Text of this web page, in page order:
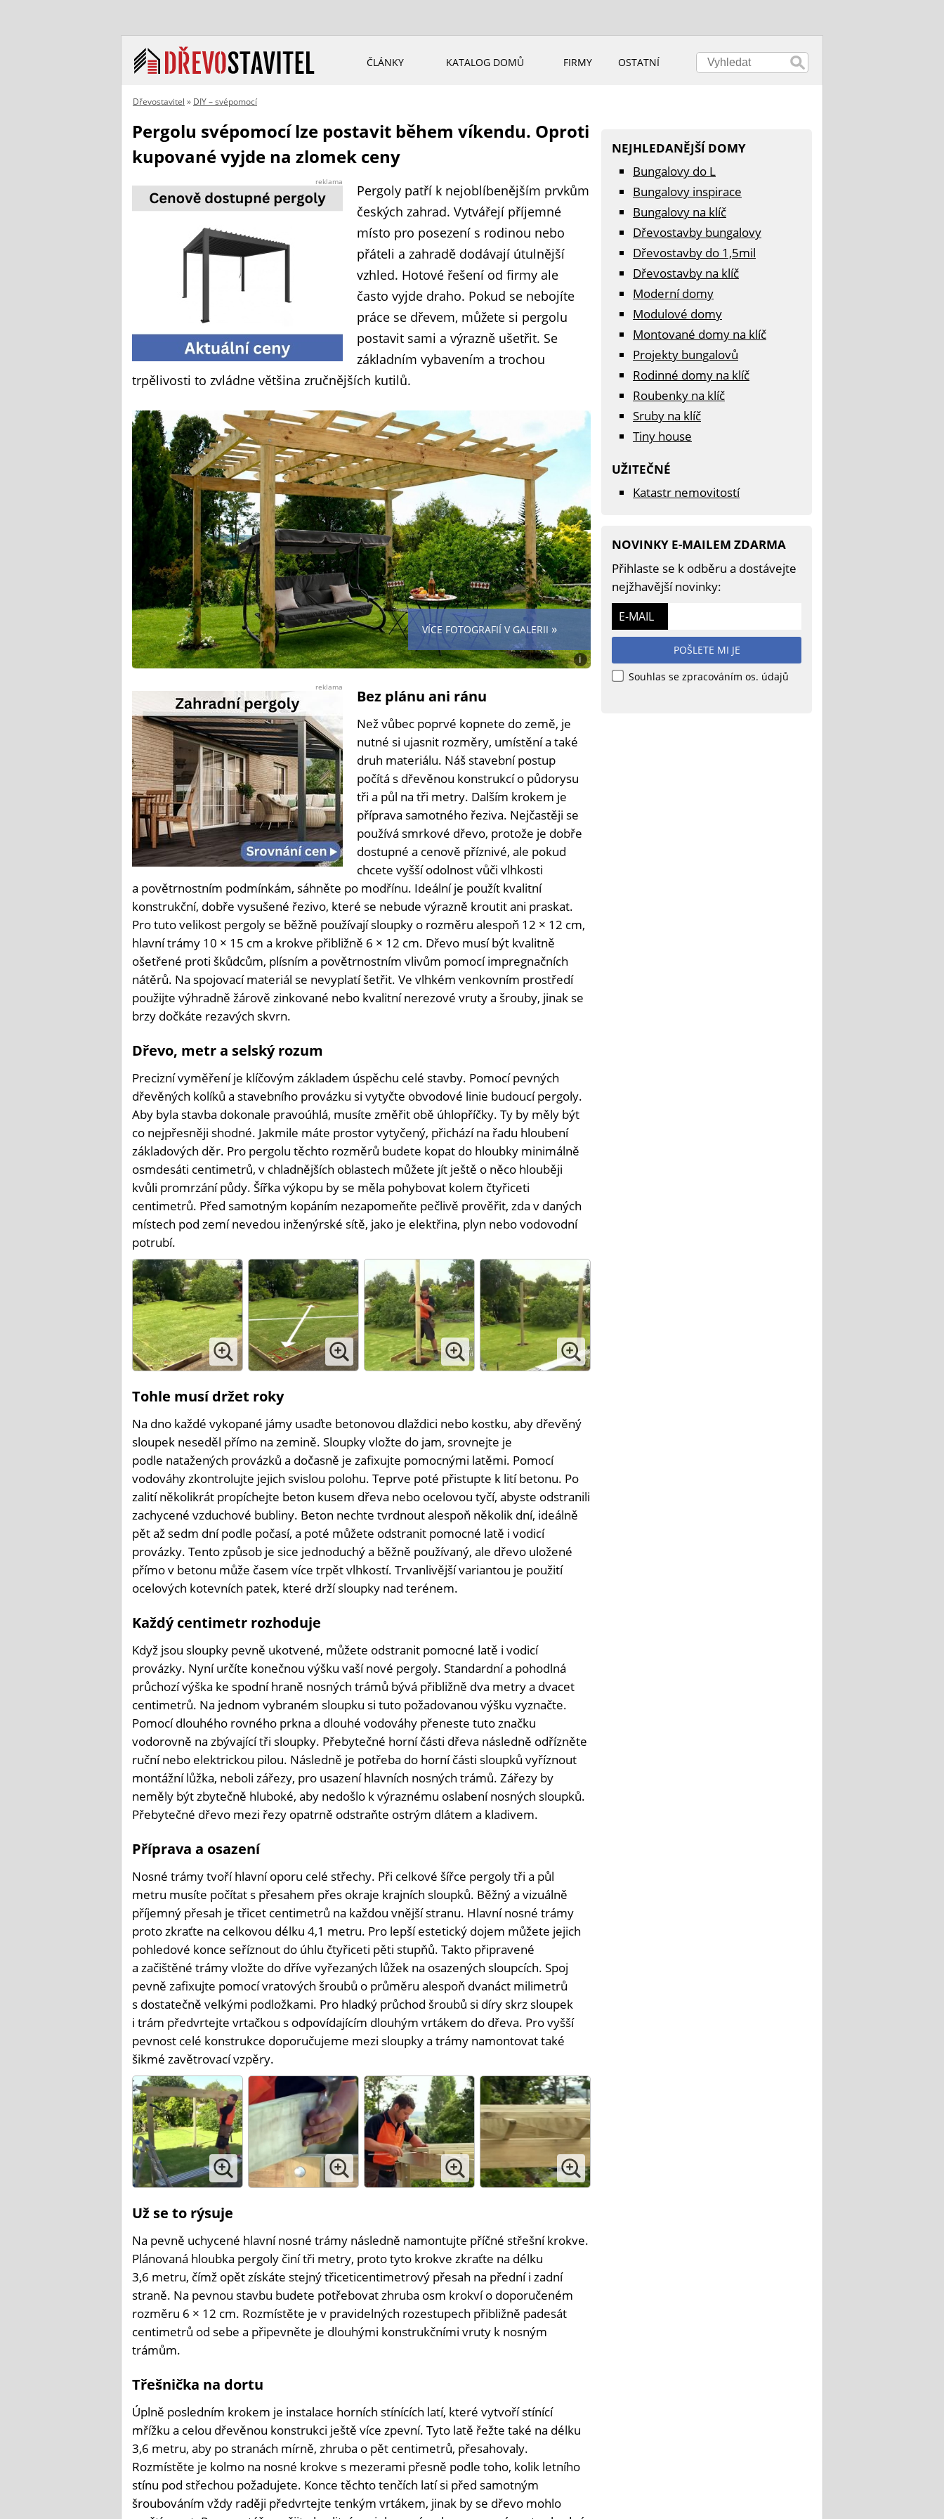
ČLÁNKY KATALOG DOMŮ FIRMY OSTATNÍ
Dřevostavitel » DIY – svépomocí
Pergolu svépomocí lze postavit během víkendu. Oproti
kupované vyjde na zlomek ceny
reklama
Pergoly patří k nejoblíbenějším prvkům
českých zahrad. Vytvářejí příjemné
místo pro posezení s rodinou nebo
přáteli a zahradě dodávají útulnější
vzhled. Hotové řešení od firmy ale
často vyjde draho. Pokud se nebojíte
práce se dřevem, můžete si pergolu
postavit sami a výrazně ušetřit. Se
základním vybavením a trochou
trpělivosti to zvládne většina zručnějších kutilů.
VÍCE FOTOGRAFIÍ V GALERII »
i
Foto:
reklama Bez plánu ani ránu
Než vůbec poprvé kopnete do země, je
nutné si ujasnit rozměry, umístění a také
druh materiálu. Náš stavební postup
počítá s dřevěnou konstrukcí o půdorysu
tři a půl na tři metry. Dalším krokem je
příprava samotného řeziva. Nejčastěji se
používá smrkové dřevo, protože je dobře
dostupné a cenově příznivé, ale pokud
chcete vyšší odolnost vůči vlhkosti
a povětrnostním podmínkám, sáhněte po modřínu. Ideální je použít kvalitní
konstrukční, dobře vysušené řezivo, které se nebude výrazně kroutit ani praskat.
Pro tuto velikost pergoly se běžně používají sloupky o rozměru alespoň 12 × 12 cm,
hlavní trámy 10 × 15 cm a krokve přibližně 6 × 12 cm. Dřevo musí být kvalitně
ošetřené proti škůdcům, plísním a povětrnostním vlivům pomocí impregnačních
nátěrů. Na spojovací materiál se nevyplatí šetřit. Ve vlhkém venkovním prostředí
použijte výhradně žárově zinkované nebo kvalitní nerezové vruty a šrouby, jinak se
brzy dočkáte rezavých skvrn.
Dřevo, metr a selský rozum
Precizní vyměření je klíčovým základem úspěchu celé stavby. Pomocí pevných
dřevěných kolíků a stavebního provázku si vytyčte obvodové linie budoucí pergoly.
Aby byla stavba dokonale pravoúhlá, musíte změřit obě úhlopříčky. Ty by měly být
co nejpřesněji shodné. Jakmile máte prostor vytyčený, přichází na řadu hloubení
základových děr. Pro pergolu těchto rozměrů budete kopat do hloubky minimálně
osmdesáti centimetrů, v chladnějších oblastech můžete jít ještě o něco hlouběji
kvůli promrzání půdy. Šířka výkopu by se měla pohybovat kolem čtyřiceti
centimetrů. Před samotným kopáním nezapomeňte pečlivě prověřit, zda v daných
místech pod zemí nevedou inženýrské sítě, jako je elektřina, plyn nebo vodovodní
potrubí.
Tohle musí držet roky
Na dno každé vykopané jámy usaďte betonovou dlaždici nebo kostku, aby dřevěný
sloupek neseděl přímo na zemině. Sloupky vložte do jam, srovnejte je
podle natažených provázků a dočasně je zafixujte pomocnými latěmi. Pomocí
vodováhy zkontrolujte jejich svislou polohu. Teprve poté přistupte k lití betonu. Po
zalití několikrát propíchejte beton kusem dřeva nebo ocelovou tyčí, abyste odstranili
zachycené vzduchové bubliny. Beton nechte tvrdnout alespoň několik dní, ideálně
pět až sedm dní podle počasí, a poté můžete odstranit pomocné latě i vodicí
provázky. Tento způsob je sice jednoduchý a běžně používaný, ale dřevo uložené
přímo v betonu může časem více trpět vlhkostí. Trvanlivější variantou je použití
ocelových kotevních patek, které drží sloupky nad terénem.
Každý centimetr rozhoduje
Když jsou sloupky pevně ukotvené, můžete odstranit pomocné latě i vodicí
provázky. Nyní určíte konečnou výšku vaší nové pergoly. Standardní a pohodlná
průchozí výška ke spodní hraně nosných trámů bývá přibližně dva metry a dvacet
centimetrů. Na jednom vybraném sloupku si tuto požadovanou výšku vyznačte.
Pomocí dlouhého rovného prkna a dlouhé vodováhy přeneste tuto značku
vodorovně na zbývající tři sloupky. Přebytečné horní části dřeva následně odřízněte
ruční nebo elektrickou pilou. Následně je potřeba do horní části sloupků vyříznout
montážní lůžka, neboli zářezy, pro usazení hlavních nosných trámů. Zářezy by
neměly být zbytečně hluboké, aby nedošlo k výraznému oslabení nosných sloupků.
Přebytečné dřevo mezi řezy opatrně odstraňte ostrým dlátem a kladivem.
Příprava a osazení
Nosné trámy tvoří hlavní oporu celé střechy. Při celkové šířce pergoly tři a půl
metru musíte počítat s přesahem přes okraje krajních sloupků. Běžný a vizuálně
příjemný přesah je třicet centimetrů na každou vnější stranu. Hlavní nosné trámy
proto zkraťte na celkovou délku 4,1 metru. Pro lepší estetický dojem můžete jejich
pohledové konce seříznout do úhlu čtyřiceti pěti stupňů. Takto připravené
a začištěné trámy vložte do dříve vyřezaných lůžek na osazených sloupcích. Spoj
pevně zafixujte pomocí vratových šroubů o průměru alespoň dvanáct milimetrů
s dostatečně velkými podložkami. Pro hladký průchod šroubů si díry skrz sloupek
i trám předvrtejte vrtačkou s odpovídajícím dlouhým vrtákem do dřeva. Pro vyšší
pevnost celé konstrukce doporučujeme mezi sloupky a trámy namontovat také
šikmé zavětrovací vzpěry.
Už se to rýsuje
Na pevně uchycené hlavní nosné trámy následně namontujte příčné střešní krokve.
Plánovaná hloubka pergoly činí tři metry, proto tyto krokve zkraťte na délku
3,6 metru, čímž opět získáte stejný třiceticentimetrový přesah na přední i zadní
straně. Na pevnou stavbu budete potřebovat zhruba osm krokví o doporučeném
rozměru 6 × 12 cm. Rozmístěte je v pravidelných rozestupech přibližně padesát
centimetrů od sebe a připevněte je dlouhými konstrukčními vruty k nosným
trámům.
Třešnička na dortu
Úplně posledním krokem je instalace horních stínících latí, které vytvoří stínící
mřížku a celou dřevěnou konstrukci ještě více zpevní. Tyto latě řežte také na délku
3,6 metru, aby po stranách mírně, zhruba o pět centimetrů, přesahovaly.
Rozmístěte je kolmo na nosné krokve s mezerami přesně podle toho, kolik letního
stínu pod střechou požadujete. Konce těchto tenčích latí si před samotným
šroubováním vždy raději předvrtejte tenkým vrtákem, jinak by se dřevo mohlo
NEJHLEDANĚJŠÍ DOMY
Bungalovy do L
Bungalovy inspirace
Bungalovy na klíč
Dřevostavby bungalovy
Dřevostavby do 1,5mil
Dřevostavby na klíč
Moderní domy
Modulové domy
Montované domy na klíč
Projekty bungalovů
Rodinné domy na klíč
Roubenky na klíč
Sruby na klíč
Tiny house
UŽITEČNÉ
Katastr nemovitostí
NOVINKY E-MAILEM ZDARMA
Přihlaste se k odběru a dostávejte
nejžhavější novinky:
E-MAIL
POŠLETE MI JE
Souhlas se zpracováním os. údajů